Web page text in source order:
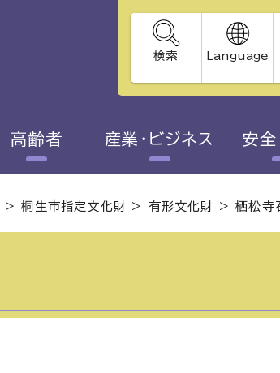
検索 Language
高齢者 産業・ビジネス 安全
>桐生市指定文化財 > 有形文化財 >栖松寺